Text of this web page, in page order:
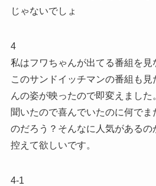
じゃないでしょ
4
私はフワちゃんが出てる番組を見
このサンドイッチマンの番組も見
んの姿が映ったので即変えました
聞いたので喜んでいたのに何で
のだろう？そんなに人気がある
控えて欲しいです。
4-1